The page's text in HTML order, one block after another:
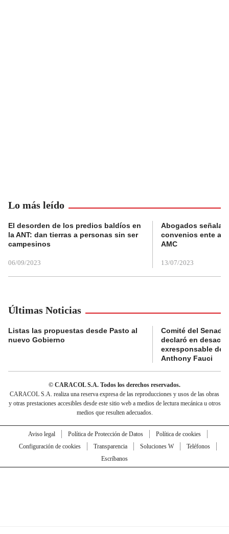
Lo más leído
El desorden de los predios baldíos en
la ANT: dan tierras a personas sin ser
campesinos
06/09/2023
Abogados
convenios ente
AMC
13/07/2023
Últimas Noticias
Listas las propuestas desde Pasto al
nuevo Gobierno
Comité del Senado
declaró en
exresponsable de
Anthony Fauci
© CARACOL S.A. Todos los derechos reservados.
CARACOL S.A. realiza una reserva expresa de las reproducciones y usos de las obras
y otras prestaciones accesibles desde este sitio web a medios de lectura mecánica u otros
medios que resulten adecuados.
Aviso legal Política de Protección de Datos
Política de cookies
Configuración de cookies
Transparencia Soluciones W
Teléfonos
Escríbanos